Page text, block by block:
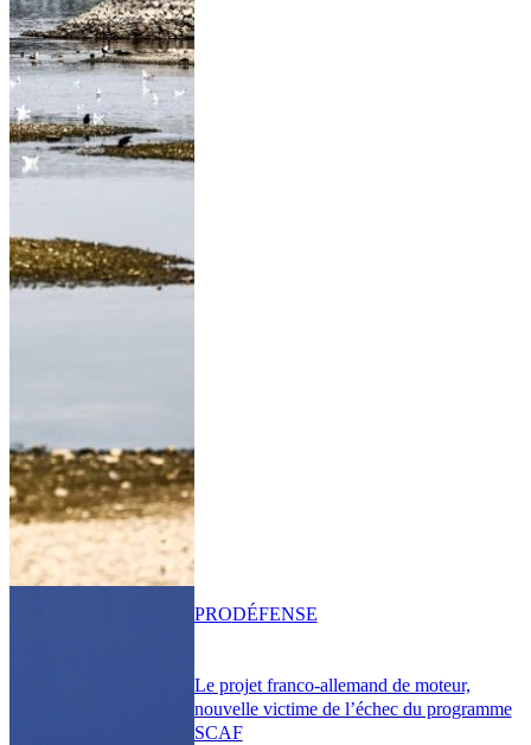
Le projet franco-allemand de moteur,
nouvelle victime de l’échec du programme
SCAF
PRODÉFENSE